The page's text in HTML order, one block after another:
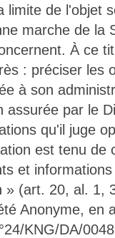
limite de l'objet
marche de la
À ce
: préciser les
à son
assurée par le
qu'il juge
est tenu de
et
» (art. 20, al. 1,
Anonyme, en
KNG/DA/